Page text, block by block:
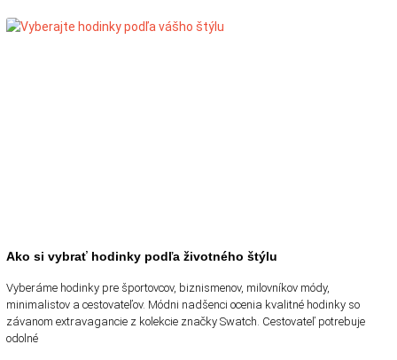
Ako si vybrať hodinky podľa životného štýlu
Vyberáme hodinky pre športovcov, biznismenov, milovníkov módy,
minimalistov a cestovateľov. Módni nadšenci ocenia kvalitné hodinky so
závanom extravagancie z kolekcie značky Swatch. Cestovateľ potrebuje
odolné